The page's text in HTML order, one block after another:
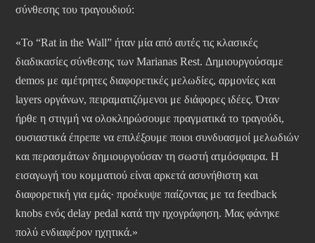
σύνθεσης του τραγουδιού:
«Το “Rat in the Wall” ήταν μία από αυτές τις κλασικές
διαδικασίες σύνθεσης των Marianas Rest. Δημιουργούσαμε
demos με αμέτρητες διαφορετικές μελωδίες, αρμονίες και
layers οργάνων, πειραματιζόμενοι με διάφορες ιδέες. Όταν
ήρθε η στιγμή να ολοκληρώσουμε πραγματικά το τραγούδι,
ουσιαστικά έπρεπε να επιλέξουμε ποιοι συνδυασμοί μελωδιών
και περασμάτων δημιουργούσαν τη σωστή ατμόσφαιρα. Η
εισαγωγή του κομματιού είναι αρκετά ασυνήθιστη και
διαφορετική για εμάς· προέκυψε παίζοντας με τα feedback
knobs ενός delay pedal κατά την ηχογράφηση. Μας φάνηκε
πολύ ενδιαφέρον ηχητικά.»